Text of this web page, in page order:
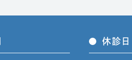
休診日